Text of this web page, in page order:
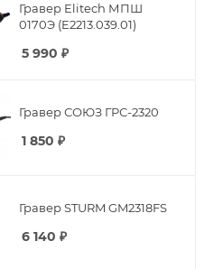
Гравер Elitech МПШ
0170Э (E2213.039.01)
5 990 ₽
Гравер СОЮЗ ГРС-2320
1 850 ₽
Гравер STURM GM2318FS
6 140 ₽